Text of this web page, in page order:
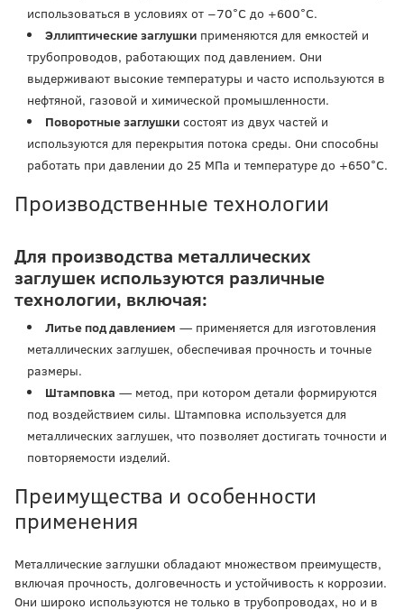
использоваться в условиях от −70°С до +600°С.
Эллиптические заглушки применяются для емкостей и
трубопроводов, работающих под давлением. Они
выдерживают высокие температуры и часто используются в
нефтяной, газовой и химической промышленности.
Поворотные заглушки состоят из двух частей и
используются для перекрытия потока среды. Они способны
работать при давлении до 25 МПа и температуре до +650°С.
Производственные технологии
Для производства металлических
заглушек используются различные
технологии, включая:
Литье под давлением — применяется для изготовления
металлических заглушек, обеспечивая прочность и точные
размеры.
Штамповка — метод, при котором детали формируются
под воздействием силы. Штамповка используется для
металлических заглушек, что позволяет достигать точности и
повторяемости изделий.
Преимущества и особенности
применения
Металлические заглушки обладают множеством преимуществ,
включая прочность, долговечность и устойчивость к коррозии.
Они широко используются не только в трубопроводах, но и в